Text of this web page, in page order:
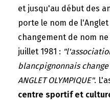
et jusqu'au début des
porte le nom de
changement de nom
juillet 1981 :
blancpignonnais
ANGLET OLYMPIQUE".
centre sportif et